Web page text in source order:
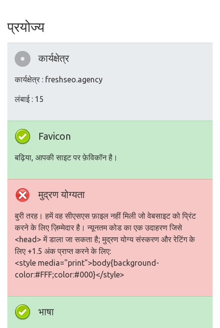
प्रयोज्य
कार्यक्षेत्र
कार्यक्षेत्र : freshseo.agency
लंबाई : 15
Favicon
बढ़िया, आपकी साइट पर फ़ेविकॉन है।
मुद्रण योग्यता
बुरी तरह। हमें वह सीएसएस फ़ाइल नहीं मिली जो वेबसाइट को प्रिंट
करने के लिए ज़िम्मेदार है। न्यूनतम कोड का एक उदाहरण जिसे
<head> में डाला जा सकता है; मुद्रण योग्य संस्करण और रेटिंग के
लिए +1.5 अंक प्राप्त करने के लिए:
<style media="print">body{background-
color:#FFF;color:#000}</style>
भाषा